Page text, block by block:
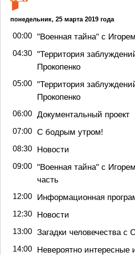
понедельник, 25 марта 2019 года
00:00 "Военная тайна" с
04:30 "Территория
Прокопенко
05:00 "Территория
Прокопенко
06:00 Документальный проект
07:00 С бодрым утром!
08:30 Новости
09:00 "Военная тайна" с
часть
12:00 Информационная
12:30 Новости
13:00 Загадки человечества
14:00 Невероятно интересные